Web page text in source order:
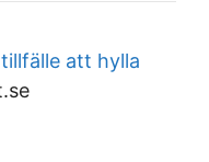
att hylla